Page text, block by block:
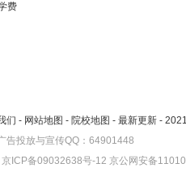
费
们 - 网站地图 - 院校地图 - 最新更新 -
告投放与宣传QQ：64901448
京ICP备09032638号-12 京公网安备